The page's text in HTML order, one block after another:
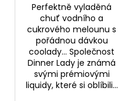
Perfektně vyladěná
chuť vodního a
cukrového melounu s
pořádnou dávkou
coolady... Společnost
Dinner Lady je známá
svými prémiovými
liquidy, které si oblíbili...